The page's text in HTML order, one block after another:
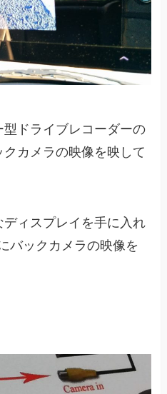
ドライブレコーダーの
カメラの映像を映して
ディスプレイを手に入れ
バックカメラの映像を